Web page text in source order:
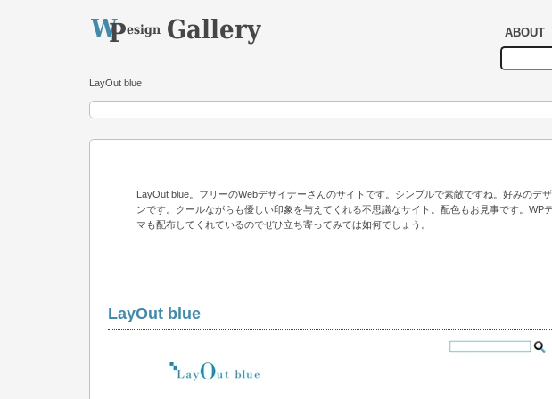
ABOUT
LayOut blue
LayOut blue。フリーのWebデザイナーさんのサイトです。シンプルで素敵ですね。好みのデザ
ンです。クールながらも優しい印象を与えてくれる不思議なサイト。配色もお見事です。WP
マも配布してくれているのでぜひ立ち寄ってみては如何でしょう。
LayOut blue